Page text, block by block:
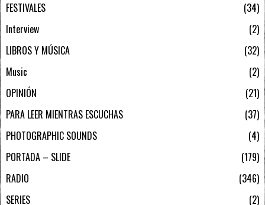
FESTIVALES
34
Interview
2
LIBROS Y MÚSICA
32
Music
2
OPINIÓN
21
PARA LEER MIENTRAS ESCUCHAS
37
PHOTOGRAPHIC SOUNDS
4
PORTADA – SLIDE
179
RADIO
346
SERIES
2